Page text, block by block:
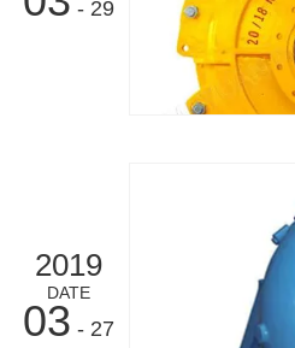
- 29
2019
DATE
03 - 27